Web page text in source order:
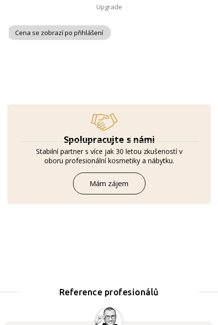
Spolupracujte s námi
Stabilní partner s více jak 30 letou zkušeností v
oboru profesionální kosmetiky a nábytku.
Mám zájem
Upgrade
Cena se zobrazí po přihlášení
Reference profesionálů